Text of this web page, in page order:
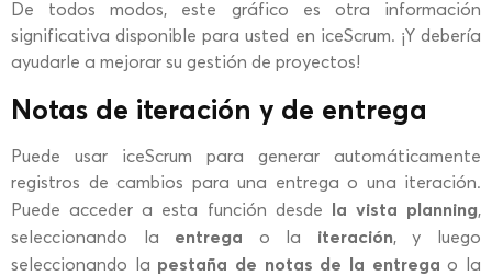
De todos modos, este gráfico es otra información
significativa disponible para usted en iceScrum. ¡Y debería
ayudarle a mejorar su gestión de proyectos!
Notas de iteración y de entrega
Puede usar iceScrum para generar automáticamente
registros de cambios para una entrega o una iteración.
Puede acceder a esta función desde la vista planning,
seleccionando la entrega o la iteración, y luego
seleccionando la pestaña de notas de la entrega o la